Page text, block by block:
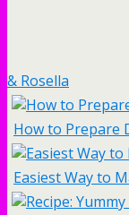
& Rosella
How to Prepare
Easiest Way to